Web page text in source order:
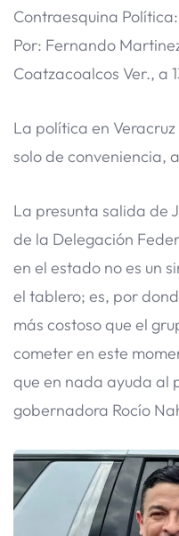
Contraesquina Política:
Por: Fernando
Coatzacoalcos Ver., a
​La política en
solo de conveniencia,
La presunta salida de
de la Delegación
en el estado no es un
el tablero; es, por
más costoso que el
cometer en este
que en nada ayuda al
gobernadora Rocío